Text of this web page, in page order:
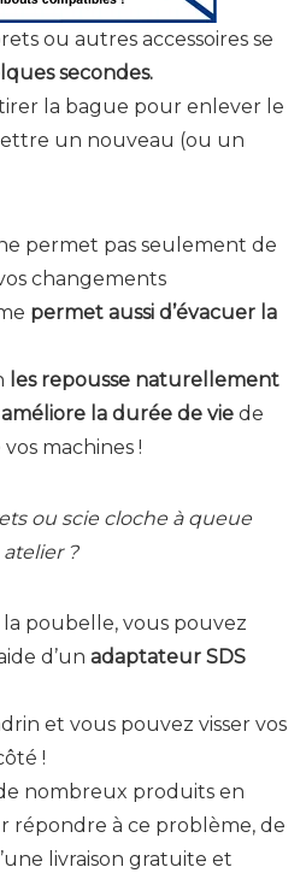
ou autres accessoires se
secondes.
la bague pour enlever le
un nouveau (ou un
permet pas seulement de
changements
permet aussi d’évacuer la
les repousse naturellement
améliore la durée de vie de
machines !
ou scie cloche à queue
?
poubelle, vous pouvez
d’un adaptateur SDS
et vous pouvez visser vos
!
nombreux produits en
répondre à ce problème, de
livraison gratuite et